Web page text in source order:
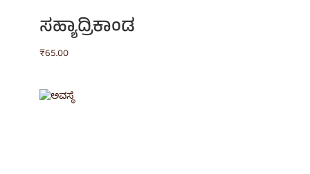
ಸಹ್ಯಾದ್ರಿಕಾಂಡ
₹65.00